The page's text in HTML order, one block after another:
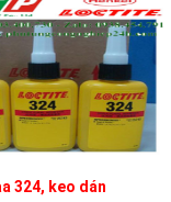
324, keo dán